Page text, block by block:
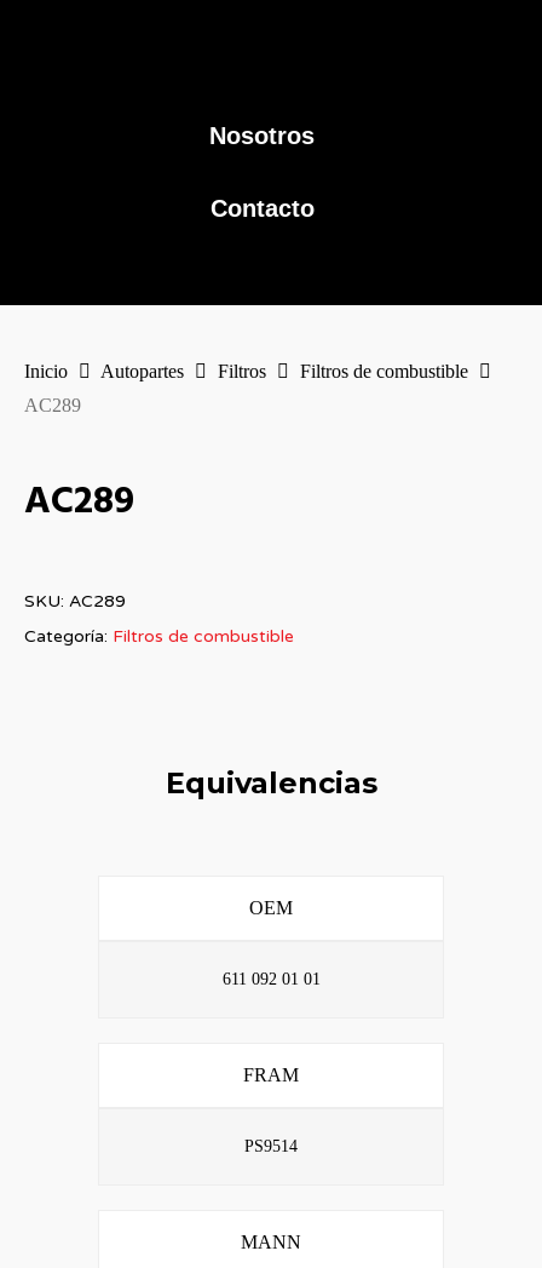
Nosotros
Contacto
Inicio Autopartes Filtros
Filtros de combustible
AC289
AC289
SKU: AC289
Categoría: Filtros de combustible
Equivalencias
OEM
611 092 01 01
FRAM
PS9514
MANN